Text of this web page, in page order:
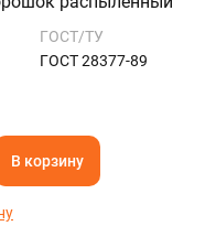
ГОСТ/ТУ
ГОСТ 28377-89
В корзину